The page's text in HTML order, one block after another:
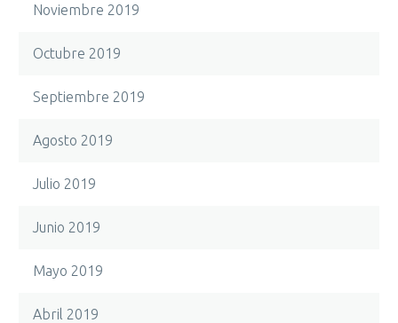
Noviembre 2019
Octubre 2019
Septiembre 2019
Agosto 2019
Julio 2019
Junio 2019
Mayo 2019
Abril 2019